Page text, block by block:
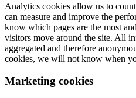
Analytics cookies allow us to
can measure and improve the
know which pages are the most
visitors move around the site. All
aggregated and therefore
cookies, we will not know when
Marketing cookies